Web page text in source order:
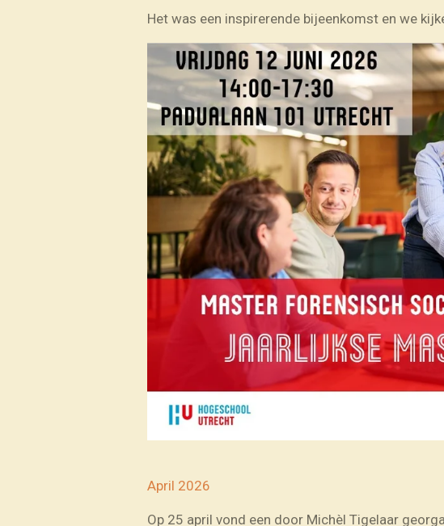
Het was een inspirerende bijeenkomst en we
April 2026
Op 25 april vond een door Michèl Tigelaar